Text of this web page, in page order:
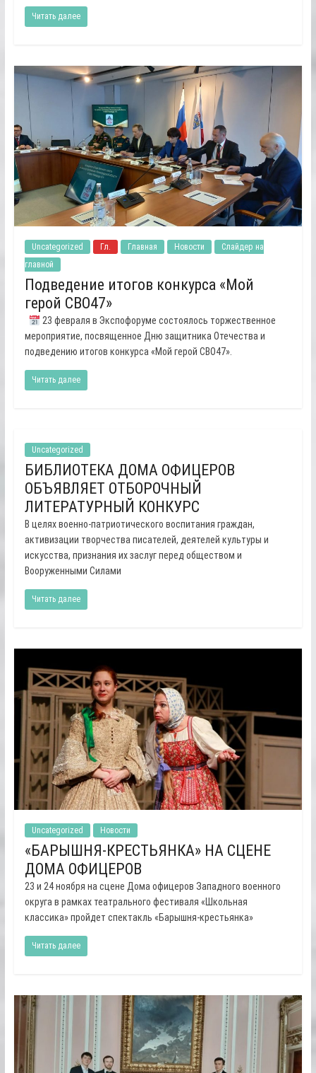
Читать далее
Uncategorized Гл. Главная Новости
Слайдер на
главной
Подведение итогов конкурса «Мой
герой СВО47»
23 февраля в Экспофоруме состоялось торжественное
мероприятие, посвященное Дню защитника Отечества и
подведению итогов конкурса «Мой герой СВО47».
Читать далее
Uncategorized
БИБЛИОТЕКА ДОМА ОФИЦЕРОВ
ОБЪЯВЛЯЕТ ОТБОРОЧНЫЙ
ЛИТЕРАТУРНЫЙ КОНКУРС
В целях военно-патриотического воспитания граждан,
активизации творчества писателей, деятелей культуры и
искусства, признания их заслуг перед обществом и
Вооруженными Силами
Читать далее
Uncategorized Новости
«БАРЫШНЯ-КРЕСТЬЯНКА» НА СЦЕНЕ
ДОМА ОФИЦЕРОВ
23 и 24 ноября на сцене Дома офицеров Западного военного
округа в рамках театрального фестиваля «Школьная
классика» пройдет спектакль «Барышня-крестьянка»
Читать далее